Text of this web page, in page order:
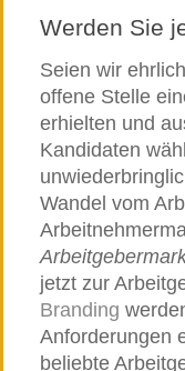
Werden Sie
Seien wir
offene Stelle
erhielten und
Kandidaten
Wandel vom
jetzt zur
Branding
Anforderungen
beliebte